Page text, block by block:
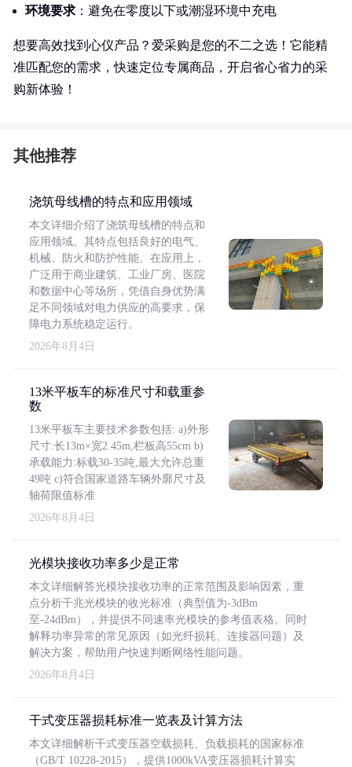
环境要求 ：避免在零度以下或潮湿环境中充电
想要高效找到心仪产品？爱采购是您的不二之选！它能精
准匹配您的需求，快速定位专属商品，开启省心省力的采
购新体验！
其他推荐
浇筑母线槽的特点和应用领域
本文详细介绍了浇筑母线槽的特点和
应用领域。其特点包括良好的电气、
机械、防火和防护性能。在应用上，
广泛用于商业建筑、工业厂房、医院
和数据中心等场所，凭借自身优势满
足不同领域对电力供应的高要求，保
障电力系统稳定运行。
2026年8月4日
13米平板车的标准尺寸和载重参
数
13米平板车主要技术参数包括: a)外形
尺寸:长13m×宽2.45m,栏板高55cm b)
承载能力:标载30-35吨,最大允许总重
49吨 c)符合国家道路车辆外廓尺寸及
轴荷限值标准
2026年8月4日
光模块接收功率多少是正常
本文详细解答光模块接收功率的正常范围及影响因素，重
点分析千兆光模块的收光标准（典型值为-3dBm
至-24dBm），并提供不同速率光模块的参考值表格。同时
解释功率异常的常见原因（如光纤损耗、连接器问题）及
解决方案，帮助用户快速判断网络性能问题。
2026年8月4日
干式变压器损耗标准一览表及计算方法
本文详细解析干式变压器空载损耗、负载损耗的国家标准
（GB/T 10228-2015），提供1000kVA变压器损耗计算实